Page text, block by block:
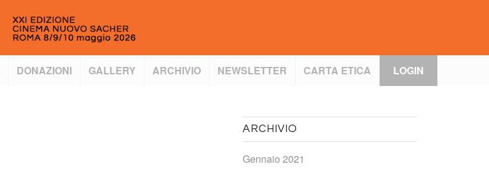
DONAZIONI GALLERY ARCHIVIO NEWSLETTER CARTA ETICA LOGIN
ARCHIVIO
Gennaio 2021